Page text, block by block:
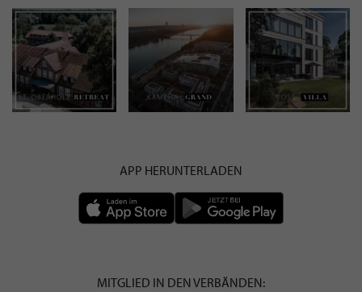
APP HERUNTERLADEN
MITGLIED IN DEN VERBÄNDEN: